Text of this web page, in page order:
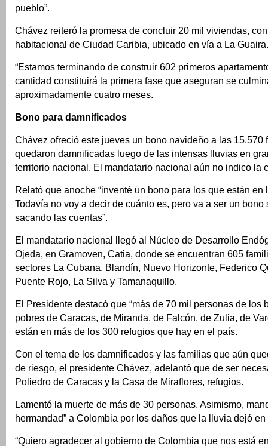
pueblo”.
Chávez reiteró la promesa de concluir 20 mil viviendas,
habitacional de Ciudad Caribia, ubicado en vía a La Guaira.
“Estamos terminando de construir 602 primeros
cantidad constituirá la primera fase que aseguran se
aproximadamente cuatro meses.
Bono para damnificados
Chávez ofreció este jueves un bono navideño a las 15.570
quedaron damnificadas luego de las intensas lluvias en
territorio nacional. El mandatario nacional aún no indico la
Relató que anoche “inventé un bono para los que están en
Todavía no voy a decir de cuánto es, pero va a ser un bono
sacando las cuentas”.
El mandatario nacional llegó al Núcleo de Desarrollo
Ojeda, en Gramoven, Catia, donde se encuentran 605
sectores La Cubana, Blandín, Nuevo Horizonte, Federico
Puente Rojo, La Silva y Tamanaquillo.
El Presidente destacó que “más de 70 mil personas de los
pobres de Caracas, de Miranda, de Falcón, de Zulia, de
están en más de los 300 refugios que hay en el país.
Con el tema de los damnificados y las familias que aún
de riesgo, el presidente Chávez, adelantó que de ser
Poliedro de Caracas y la Casa de Miraflores, refugios.
Lamentó la muerte de más de 30 personas. Asimismo,
hermandad” a Colombia por los daños que la lluvia dejó
“Quiero agradecer al gobierno de Colombia que nos está